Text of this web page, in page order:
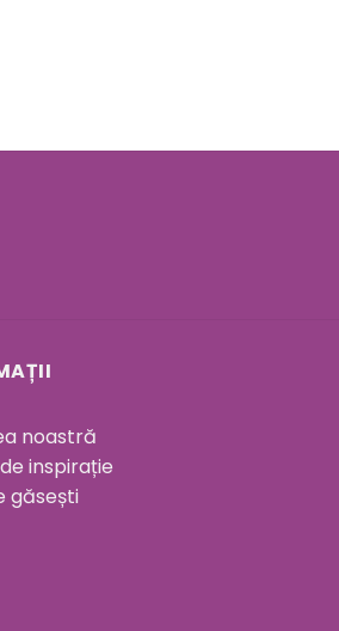
noastră
inspirație
găsești